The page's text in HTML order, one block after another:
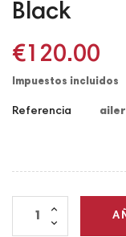
Black
€120.00
Impuestos incluidos
Referencia